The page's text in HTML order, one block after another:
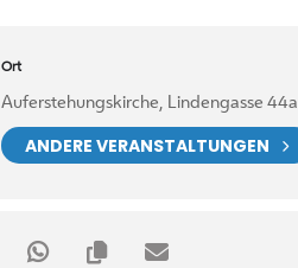
Ort
Auferstehungskirche, Lindengasse 44a
ANDERE VERANSTALTUNGEN